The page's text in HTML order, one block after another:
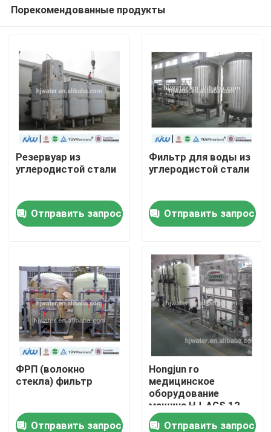
Продукты
Путешествие фабрики
Проверка качества
Свяжитесь мы
Новости
Порекомендованные продукты
Резервуар из
углеродистой стали
Отправить запрос
Фильтр для воды из
углеродистой стали
Отправить запрос
ФРП (волокно
стекла) фильтр
Отправить запрос
Hongjun ro
медицинское
оборудование
машина HJ-AGS 12
Отправить запрос